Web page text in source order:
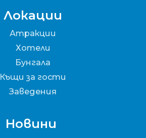
Локации
Атракции
Хотели
Бунгала
Къщи за гости
Заведения
Новини